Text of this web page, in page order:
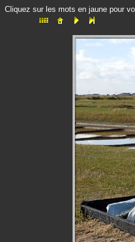
Cliquez sur les mots en jaune pour